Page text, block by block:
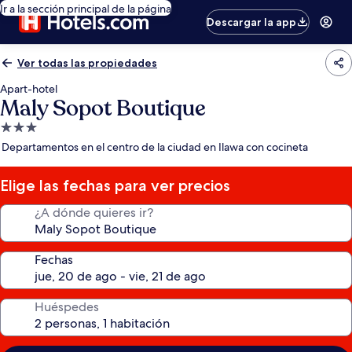
Ir a la sección principal de la página
Descargar la app
Ver todas las propiedades
Apart-hotel
Maly Sopot Boutique
Propiedad
de
estrellas
Departamentos en el centro de la ciudad en Ilawa con cocineta
Elige las fechas para ver precios
¿A dónde quieres ir?
Fechas
Huéspedes